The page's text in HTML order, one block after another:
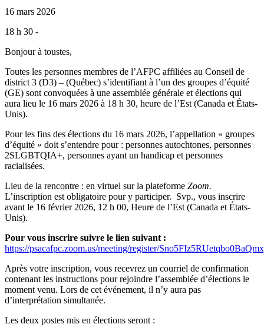
16 mars 2026
18 h 30 -
Bonjour à toustes,
Toutes les personnes membres de l’AFPC affiliées au Conseil de
district 3 (D3) – (Québec) s’identifiant à l’un des groupes d’équité
(GE) sont convoquées à une assemblée générale et élections qui
aura lieu le 16 mars 2026 à 18 h 30, heure de l’Est (Canada et États-
Unis).
Pour les fins des élections du 16 mars 2026, l’appellation « groupes
d’équité » doit s’entendre pour : personnes autochtones, personnes
2SLGBTQIA+, personnes ayant un handicap et personnes
racialisées.
Lieu de la rencontre : en virtuel sur la plateforme Zoom.
L’inscription est obligatoire pour y participer. Svp., vous inscrire
avant le 16 février 2026, 12 h 00, Heure de l’Est (Canada et États-
Unis).
Pour vous inscrire suivre le lien suivant :
https://psacafpc.zoom.us/meeting/register/
Après votre inscription, vous recevrez un courriel de confirmation
contenant les instructions pour rejoindre l’assemblée d’élections le
moment venu. Lors de cet événement, il n’y aura pas
d’interprétation simultanée.
Les deux postes mis en élections seront :